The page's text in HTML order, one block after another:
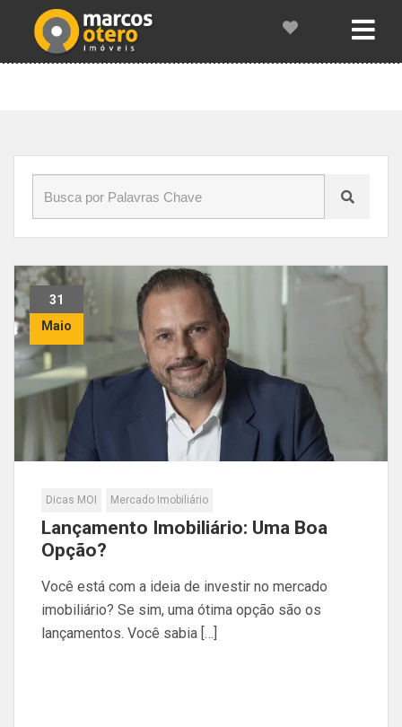
Início »Blog »mercado imobiliário
31
Maio
Dicas MOI Mercado Imobiliário
Lançamento Imobiliário: Uma Boa
Opção?
Você está com a ideia de investir no mercado
imobiliário? Se sim, uma ótima opção são os
lançamentos. Você sabia […]